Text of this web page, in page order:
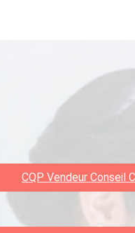
CQP Vendeur Conseil